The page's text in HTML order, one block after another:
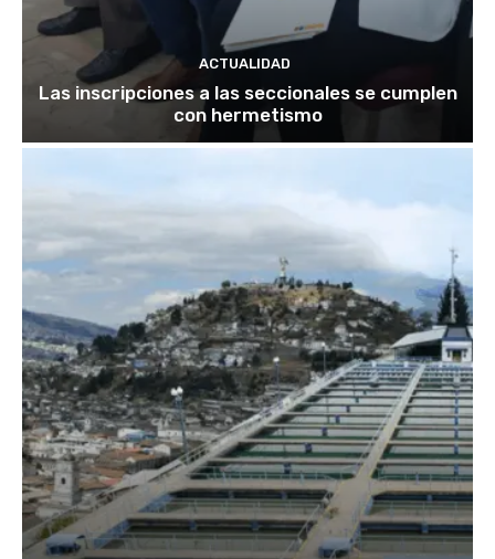
ACTUALIDAD
Las inscripciones a las seccionales se cumplen
con hermetismo